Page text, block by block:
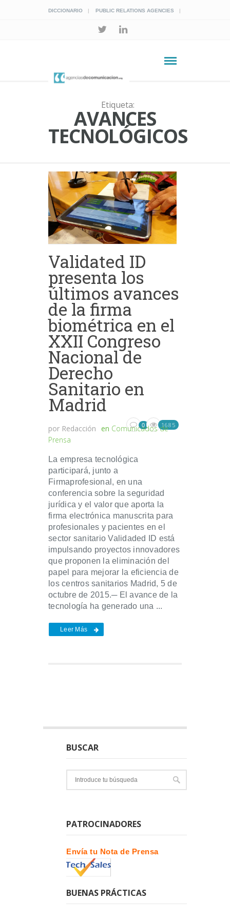
DICCIONARIO PUBLIC RELATIONS AGENCIES
Etiqueta:
AVANCES
TECNOLÓGICOS
Validated ID
presenta los
últimos avances
de la firma
biométrica en el
XXII Congreso
Nacional de
Derecho
Sanitario en
Madrid
por Redacción en Comunicados de
Prensa
0 1685
La empresa tecnológica
participará, junto a
Firmaprofesional, en una
conferencia sobre la seguridad
jurídica y el valor que aporta la
firma electrónica manuscrita para
profesionales y pacientes en el
sector sanitario Validaded ID está
impulsando proyectos innovadores
que proponen la eliminación del
papel para mejorar la eficiencia de
los centros sanitarios Madrid, 5 de
octubre de 2015.─ El avance de la
tecnología ha generado una ...
Leer Más
BUSCAR
PATROCINADORES
Envía tu Nota de Prensa
BUENAS PRÁCTICAS